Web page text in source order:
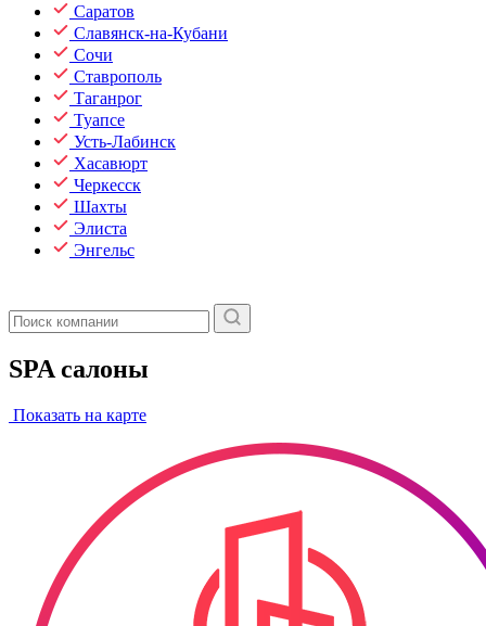
Саратов
Славянск-на-Кубани
Сочи
Ставрополь
Таганрог
Туапсе
Усть-Лабинск
Хасавюрт
Черкесск
Шахты
Элиста
Энгельс
SPA салоны
Показать на карте